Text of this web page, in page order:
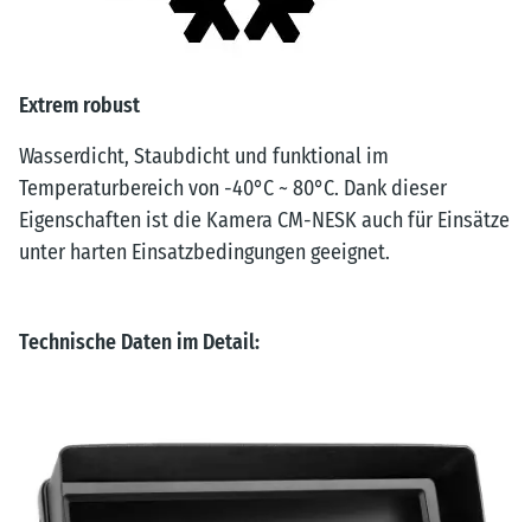
Extrem robust
Wasserdicht, Staubdicht und funktional im
Temperaturbereich von -40°C ~ 80°C. Dank dieser
Eigenschaften ist die Kamera CM-NESK auch für Einsätze
unter harten Einsatzbedingungen geeignet.
Technische Daten im Detail: